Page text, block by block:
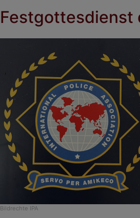
Festgottesdienst
Bildrechte IPA